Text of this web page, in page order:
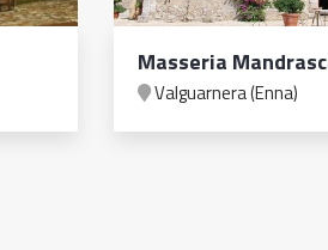
Masseria
Valguarnera (Enna)